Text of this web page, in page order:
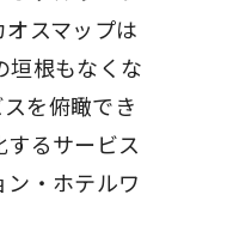
スマップは
垣根もなくな
を俯瞰でき
るサービス
・ホテルワ